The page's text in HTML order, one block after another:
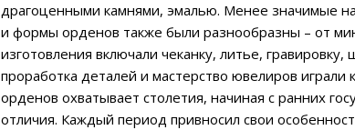
драгоценными камнями, эмалью. Менее значимые
и формы орденов также были разнообразны – от
изготовления включали чеканку, литье,
проработка деталей и мастерство ювелиров
орденов охватывает столетия, начиная с ранних
отличия. Каждый период привносил свои